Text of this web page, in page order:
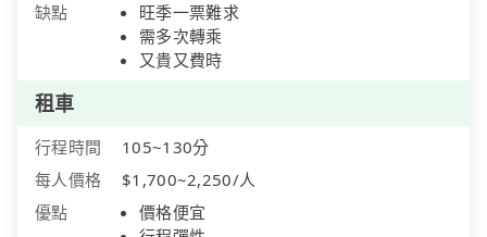
缺點
旺季一票難求
需多次轉乘
又貴又費時
租車
行程時間
105~130分
每人價格
$1,700~2,250/人
優點
價格便宜